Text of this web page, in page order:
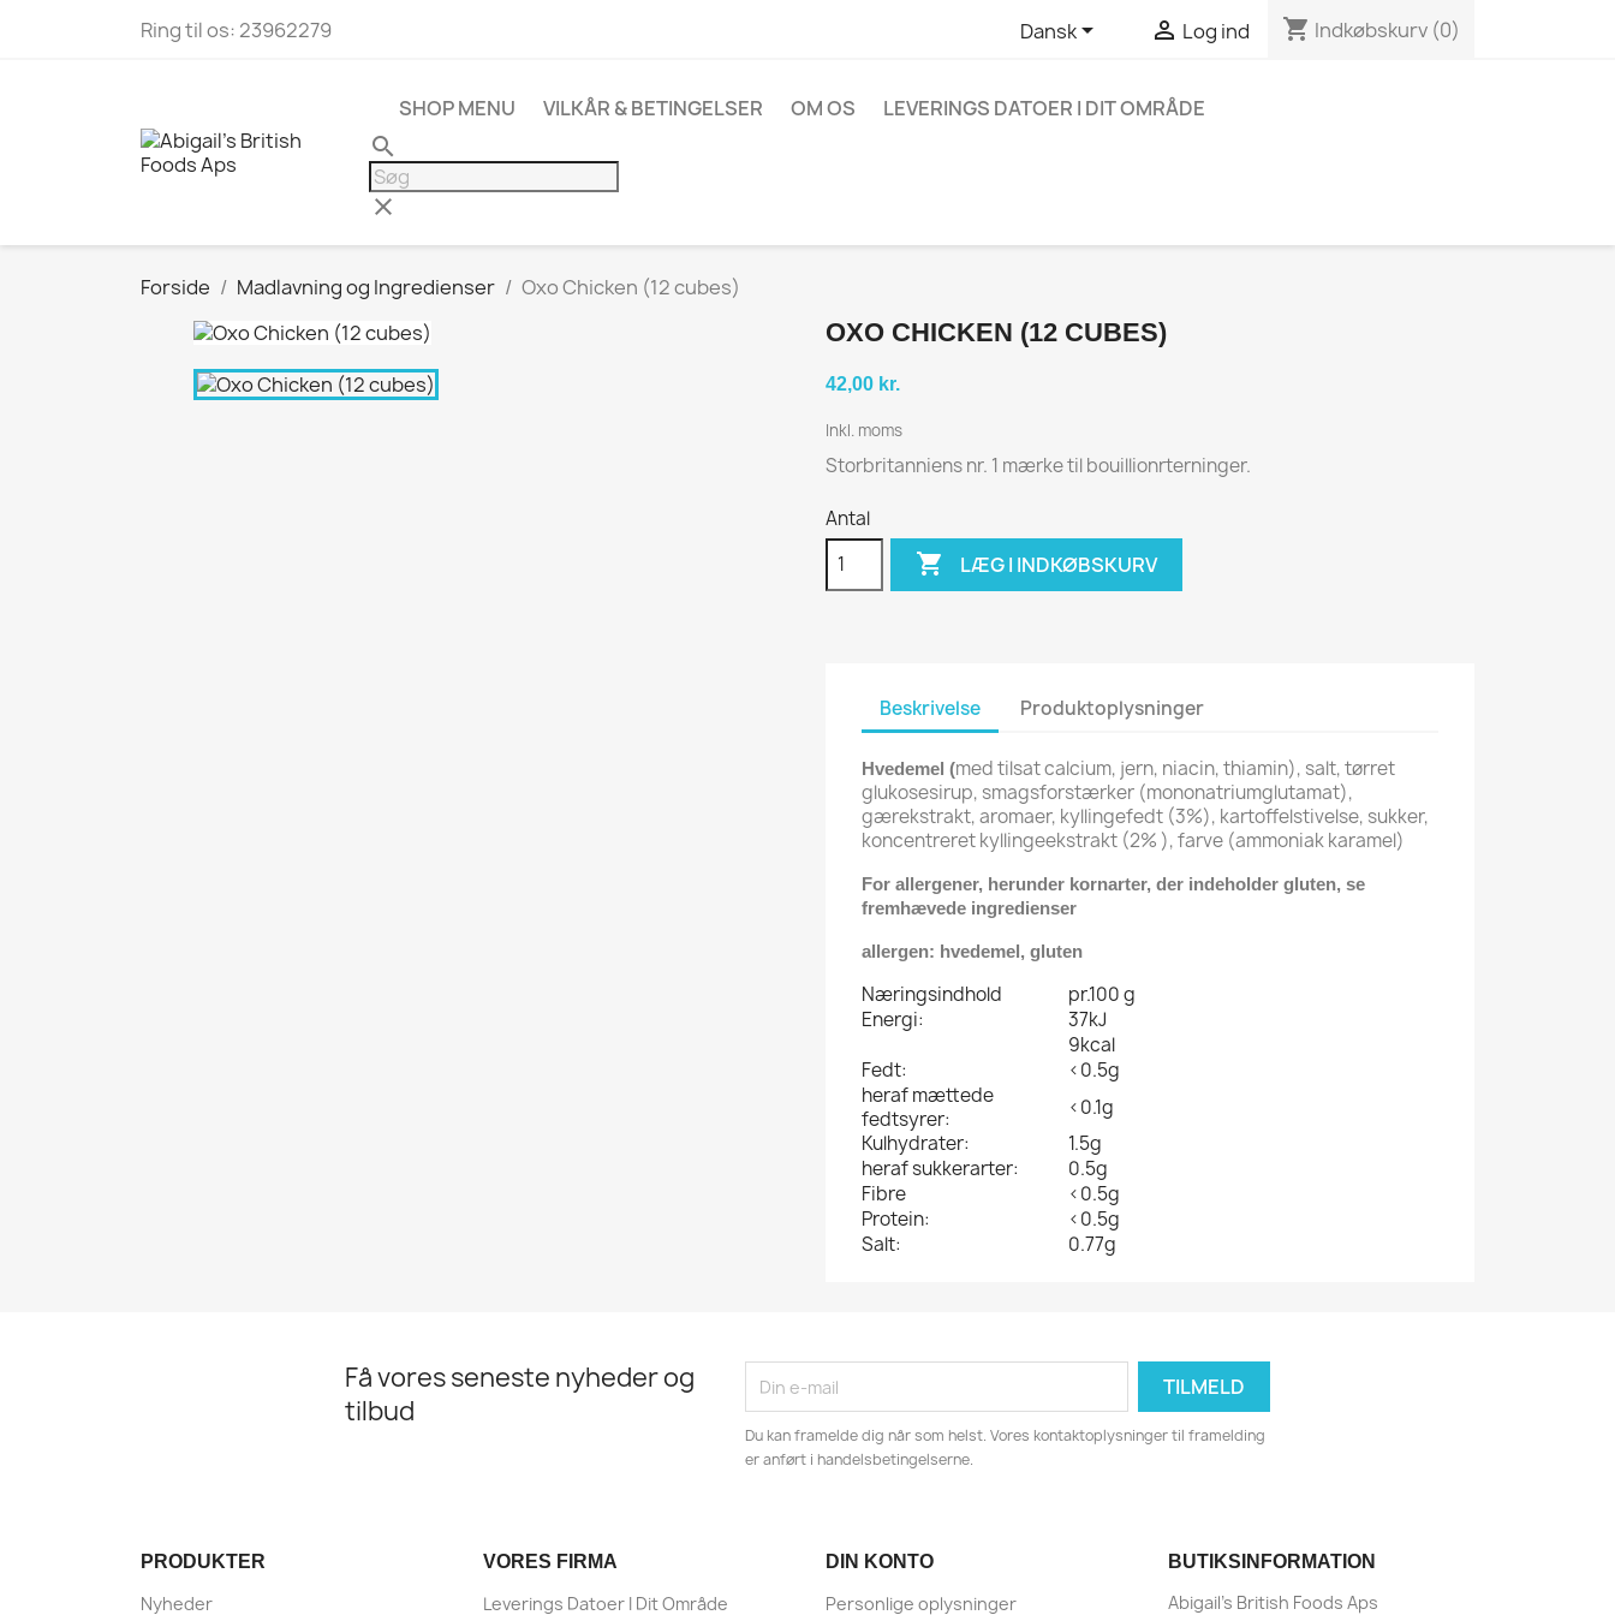
Ring til os: 23962279 Dansk  Log ind shopping_cart Indkøbskurv (0)
SHOP MENU VILKÅR & BETINGELSER OM OS LEVERINGS DATOER I DIT OMRÅDE
search
clear
Forside Madlavning og Ingredienser Oxo Chicken (12 cubes)
OXO CHICKEN (12 CUBES)
42,00 kr.
Inkl. moms
Storbritanniens nr. 1 mærke til bouillionrterninger.
Antal
 LÆG I INDKØBSKURV
Beskrivelse Produktoplysninger
Hvedemel (med tilsat calcium, jern, niacin, thiamin), salt, tørret
glukosesirup, smagsforstærker (mononatriumglutamat),
gærekstrakt, aromaer, kyllingefedt (3%), kartoffelstivelse, sukker,
koncentreret kyllingeekstrakt (2% ), farve (ammoniak karamel)
For allergener, herunder kornarter, der indeholder gluten, se
fremhævede ingredienser
allergen: hvedemel, gluten
Næringsindhold
pr.100 g
Energi:
37kJ
9kcal
Fedt:
<0.5g
heraf mættede
fedtsyrer:
<0.1g
Kulhydrater:
1.5g
heraf sukkerarter:
0.5g
Fibre
<0.5g
Protein:
<0.5g
Salt:
0.77g
Få vores seneste nyheder og
tilbud
Du kan framelde dig når som helst. Vores kontaktoplysninger til framelding
er anført i handelsbetingelserne.
PRODUKTER
Nyheder
VORES FIRMA
Leverings Datoer I Dit Område
DIN KONTO
Personlige oplysninger
BUTIKSINFORMATION
Abigail's British Foods Aps